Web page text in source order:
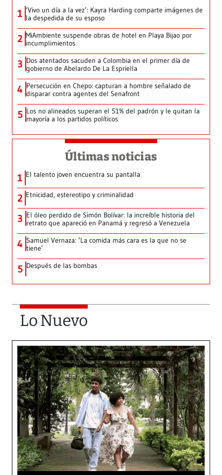
1 ‘Vivo un día a la vez’: Kayra Harding comparte imágenes de
la despedida de su esposo
2 MiAmbiente suspende obras de hotel en Playa Bijao por
incumplimientos
3 Dos atentados sacuden a Colombia en el primer día de
gobierno de Abelardo De La Espriella
4 Persecución en Chepo: capturan a hombre señalado de
disparar contra agentes del Senafront
5 Los no alineados superan el 51% del padrón y le quitan la
mayoría a los partidos políticos
Últimas noticias
1 El talento joven encuentra su pantalla​
2 Etnicidad, estereotipo y criminalidad
3 El óleo perdido de Simón Bolívar: la increíble historia del
retrato que apareció en Panamá y regresó a Venezuela
4 Samuel Vernaza: ‘La comida más cara es la que no se
tiene’
5 Después de las bombas
Lo Nuevo